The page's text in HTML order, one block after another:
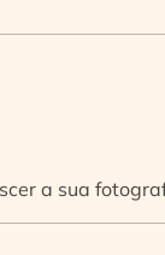
a sua